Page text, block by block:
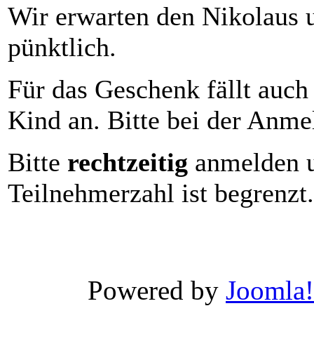
Wir erwarten den Nikolaus
pünktlich.
Für das Geschenk fällt
Kind an. Bitte bei der
Bitte rechtzeitig anmelden
Teilnehmerzahl ist begrenzt.
Powered by Joomla!